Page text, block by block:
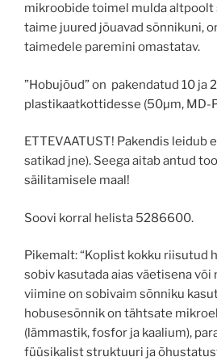
mikroobide toimel mulda altpoolt
taime juured jõuavad sõnnikuni,
taimedele paremini omastatav.
”Hobujõud” on pakendatud 10 ja
plastikaatkottidesse (50µm, MD-
ETTEVAATUST! Pakendis leidub
satikad jne). Seega aitab antud
säilitamisele maal!
Soovi korral helista 5286600.
Pikemalt: “Koplist kokku riisutud
sobiv kasutada aias väetisena või
viimine on sobivaim sõnniku
hobusesõnnik on tähtsate
(lämmastik, fosfor ja kaalium),
füüsikalist struktuuri ja